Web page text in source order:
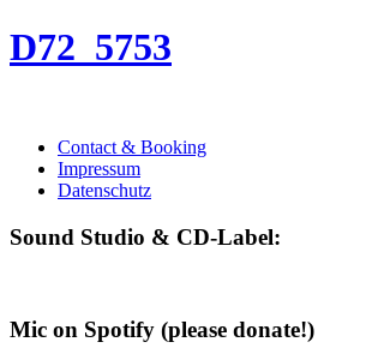
D72_5753
Contact & Booking
Impressum
Datenschutz
Sound Studio & CD-Label:
Mic on Spotify (please donate!)